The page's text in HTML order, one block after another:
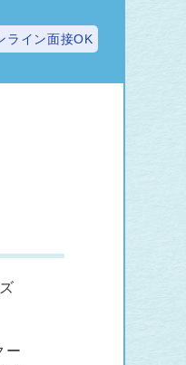
ライン面接OK
ー